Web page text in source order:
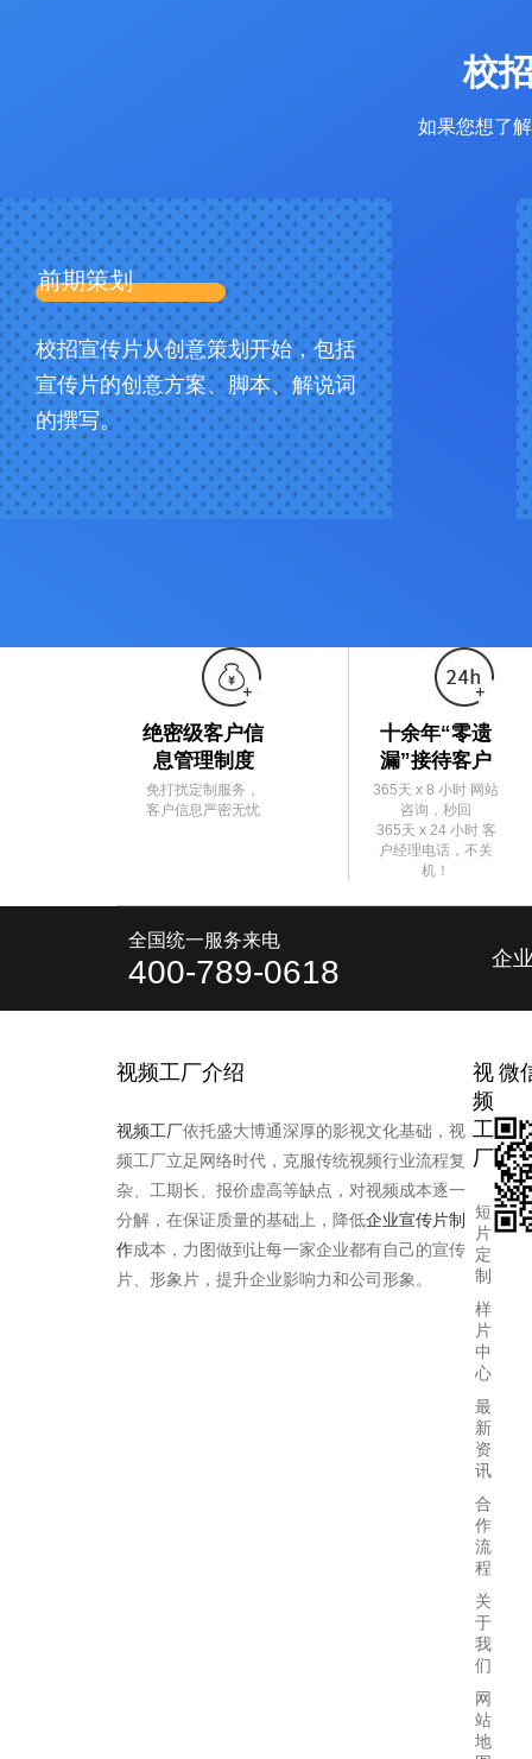
校
如果您想了
前期策划
校招宣传片从创意策划开始，包括
宣传片的创意方案、脚本、解说词
的撰写。
绝密级客户信
息管理制度
免打扰定制服务，
客户信息严密无忧
十余年“零遗
漏”接待客户
365天 x 8 小时 网站
咨询，秒回
365天 x 24 小时 客
户经理电话，不关
机！
全国统一服务来电
400-789-0618 企
视频工厂介绍
视频工厂依托盛大博通深厚的影视文化基础，视
频工厂立足网络时代，克服传统视频行业流程复
杂、工期长、报价虚高等缺点，对视频成本逐一
分解，在保证质量的基础上，降低企业宣传片制
作成本，力图做到让每一家企业都有自己的宣传
片、形象片，提升企业影响力和公司形象。
视
频
工
厂
短
片
定
制
样
片
中
心
最
新
资
讯
合
作
流
程
关
于
我
们
网
站
地
微